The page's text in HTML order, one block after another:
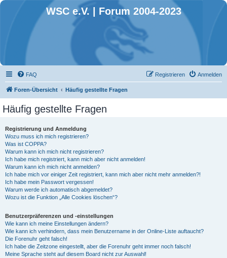
WSC e.V. | Forum 2004-2023
FAQ Anmelden
Registrieren
Foren-Übersicht Häufig gestellte Fragen
Häufig gestellte Fragen
Registrierung und Anmeldung
Wozu muss ich mich registrieren?
Was ist COPPA?
Warum kann ich mich nicht registrieren?
Ich habe mich registriert, kann mich aber nicht anmelden!
Warum kann ich mich nicht anmelden?
Ich habe mich vor einiger Zeit registriert, kann mich aber nicht mehr anmelden?!
Ich habe mein Passwort vergessen!
Warum werde ich automatisch abgemeldet?
Wozu ist die Funktion „Alle Cookies löschen“?
Benutzerpräferenzen und -einstellungen
Wie kann ich meine Einstellungen ändern?
Wie kann ich verhindern, dass mein Benutzername in der Online-Liste auftaucht?
Die Forenuhr geht falsch!
Ich habe die Zeitzone eingestellt, aber die Forenuhr geht immer noch falsch!
Meine Sprache steht auf diesem Board nicht zur Auswahl!